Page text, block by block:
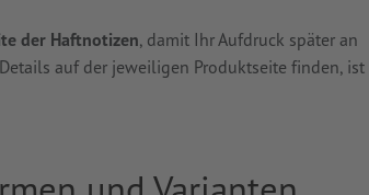
der Haftnotizen, damit Ihr Aufdruck später an
auf der jeweiligen Produktseite finden, ist